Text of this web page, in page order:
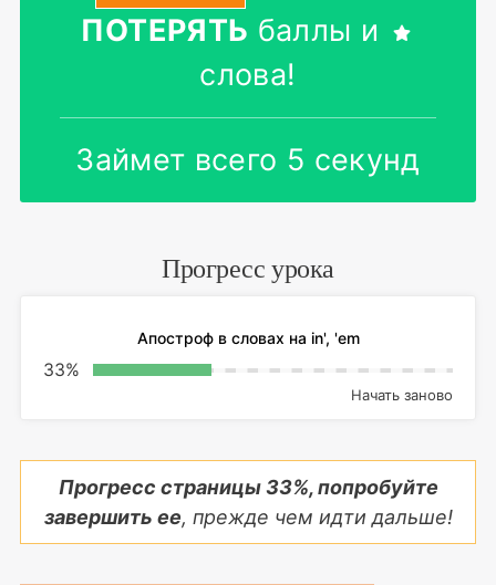
ПОТЕРЯТЬ баллы и
слова!
Займет всего 5 секунд
Прогресс урока
Апостроф в словах на in', 'em
33%
Начать заново
Прогресс страницы33%, попробуйте
завершить ее, прежде чем идти дальше!